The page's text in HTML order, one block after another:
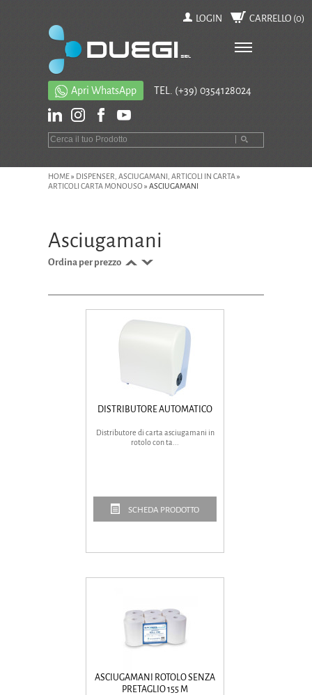
LOGIN CARRELLO (0)
Apri WhatsApp TEL. (+39) 0354128024
HOME» DISPENSER, ASCIUGAMANI, ARTICOLI IN CARTA»
ARTICOLI CARTA MONOUSO » ASCIUGAMANI
Asciugamani
Ordina per prezzo
DISTRIBUTORE AUTOMATICO
Distributore di carta asciugamani in
rotolo con ta...
SCHEDA PRODOTTO
ASCIUGAMANI ROTOLO SENZA
PRETAGLIO 155 M